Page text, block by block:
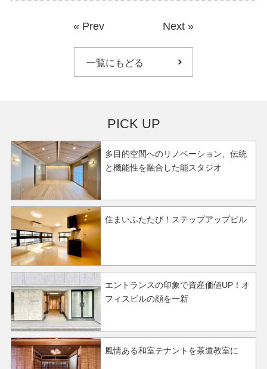
« Prev Next »
一覧にもどる
PICK UP
多目的空間へのリノベーション、伝統
と機能性を融合した能スタジオ
住まいふたたび！ステップアップビル
エントランスの印象で資産価値UP！オ
フィスビルの顔を一新
風情ある和室テナントを茶道教室に